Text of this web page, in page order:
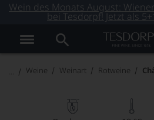
Wein des Monats August:
bei Tesdorpf! Jetzt als
Weine Weinart Rotweine